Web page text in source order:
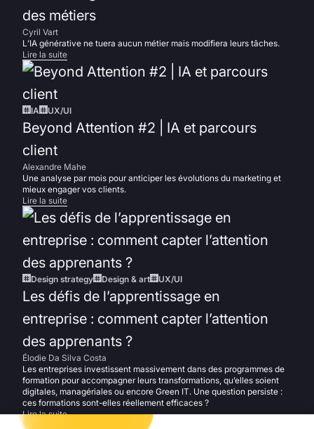
des métiers
Cyril Vart
L’IA générative ne tuera aucun métier mais modifiera leurs tâches.
Lire la suite
IA UX/UI
Beyond Attention #2 | IA et parcours
client
Alexandre Mahe
Une analyse par mois pour anticiper les évolutions du marketing et
mieux engager vos clients.
Lire la suite
Design strategy Design & art UX/UI
Les défis de l’apprentissage en
entreprise : comment capter l’attention
des apprenants ?
Élodie Da Silva Costa
Les entreprises investissent massivement dans des programmes de
formation pour accompagner leurs transformations, qu’elles soient
digitales, managériales ou encore Green IT. Une question persiste :
ces formations sont-elles réellement efficaces ?
Lire la suite